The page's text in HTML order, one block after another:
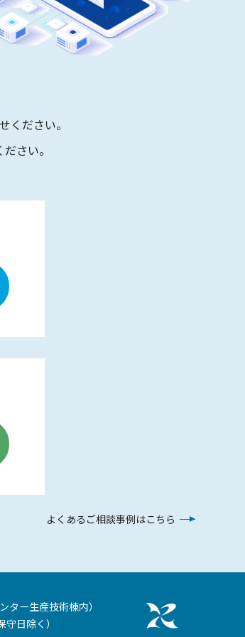
ください。
さい。
よくあるご相談事例はこちら
ター生産技術棟内）
日除く）